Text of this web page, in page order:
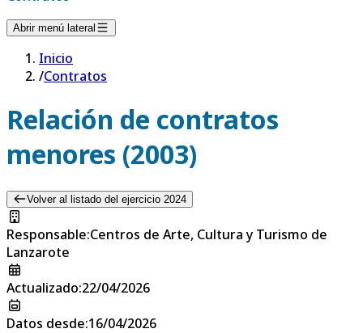
Abrir menú lateral
Inicio
/Contratos
Relación de contratos
menores (2003)
Volver al listado del ejercicio 2024
Responsable:Centros de Arte, Cultura y Turismo de
Lanzarote
Actualizado:22/04/2026
Datos desde:16/04/2026